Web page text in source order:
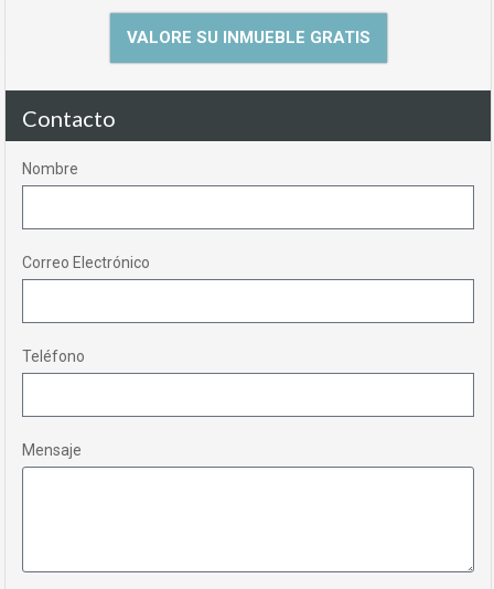
VALORE SU INMUEBLE GRATIS
Contacto
Nombre
Correo Electrónico
Teléfono
Mensaje